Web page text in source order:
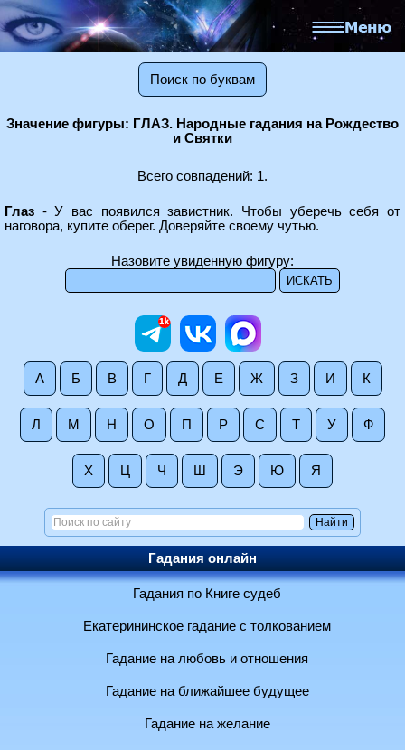
Поиск по буквам
Значение фигуры: ГЛАЗ. Народные гадания на Рождество
и Святки
Всего совпадений: 1.
Глаз - У вас появился завистник. Чтобы уберечь себя от
наговора, купите оберег. Доверяйте своему чутью.
Назовите увиденную фигуру:
А Б В Г Д Е Ж З И К
Л М Н О П Р С Т У Ф
Х Ц Ч Ш Э Ю Я
Гадания онлайн
Гадания по Книге судеб
Екатерининское гадание с толкованием
Гадание на любовь и отношения
Гадание на ближайшее будущее
Гадание на желание